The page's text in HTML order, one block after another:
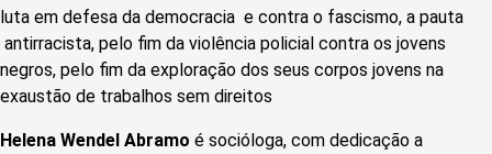
luta em defesa da democracia e contra o fascismo, a pauta
antirracista, pelo fim da violência policial contra os jovens
negros, pelo fim da exploração dos seus corpos jovens na
exaustão de trabalhos sem direitos
Helena Wendel Abramo é socióloga, com dedicação a